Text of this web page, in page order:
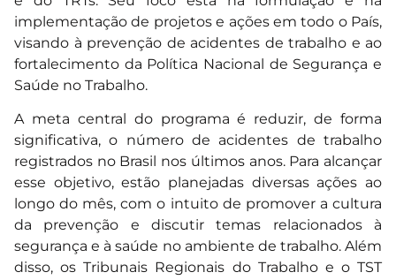
implementação de projetos e ações em todo o País,
visando à prevenção de acidentes de trabalho e ao
fortalecimento da Política Nacional de Segurança e
Saúde no Trabalho.
A meta central do programa é reduzir, de forma
significativa, o número de acidentes de trabalho
registrados no Brasil nos últimos anos. Para alcançar
esse objetivo, estão planejadas diversas ações ao
longo do mês, com o intuito de promover a cultura
da prevenção e discutir temas relacionados à
segurança e à saúde no ambiente de trabalho. Além
disso, os Tribunais Regionais do Trabalho e o TST